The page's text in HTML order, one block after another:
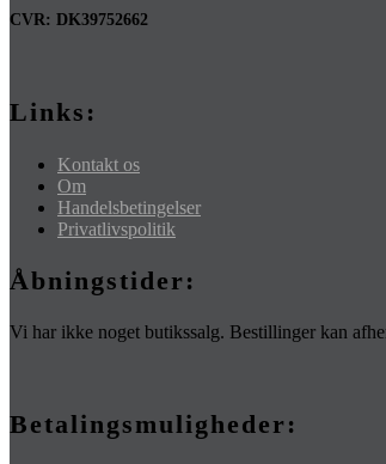
CVR: DK39752662
Links:
Kontakt os
Om
Handelsbetingelser
Privatlivspolitik
Åbningstider:
Vi har ikke noget butikssalg. Bestillinger kan
Betalingsmuligheder: